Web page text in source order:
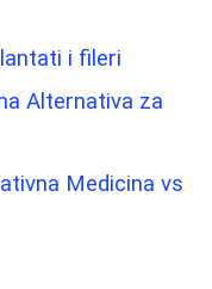
i fileri
Alternativa za
Medicina vs